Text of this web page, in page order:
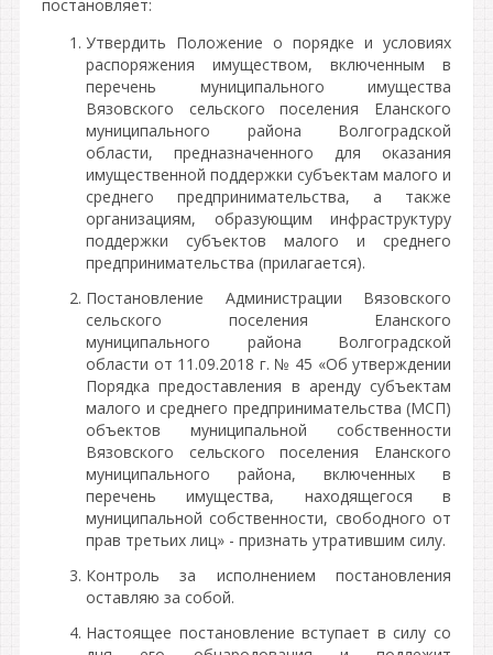
постановляет:
Утвердить Положение о порядке и условиях
распоряжения имуществом, включенным в
перечень муниципального имущества
Вязовского сельского поселения Еланского
муниципального района Волгоградской
области, предназначенного для оказания
имущественной поддержки субъектам малого и
среднего предпринимательства, а также
организациям, образующим инфраструктуру
поддержки субъектов малого и среднего
предпринимательства (прилагается).
Постановление Администрации Вязовского
сельского поселения Еланского
муниципального района Волгоградской
области от 11.09.2018 г. № 45 «Об утверждении
Порядка предоставления в аренду субъектам
малого и среднего предпринимательства (МСП)
объектов муниципальной собственности
Вязовского сельского поселения Еланского
муниципального района, включенных в
перечень имущества, находящегося в
муниципальной собственности, свободного от
прав третьих лиц» - признать утратившим силу.
Контроль за исполнением постановления
оставляю за собой.
Настоящее постановление вступает в силу со